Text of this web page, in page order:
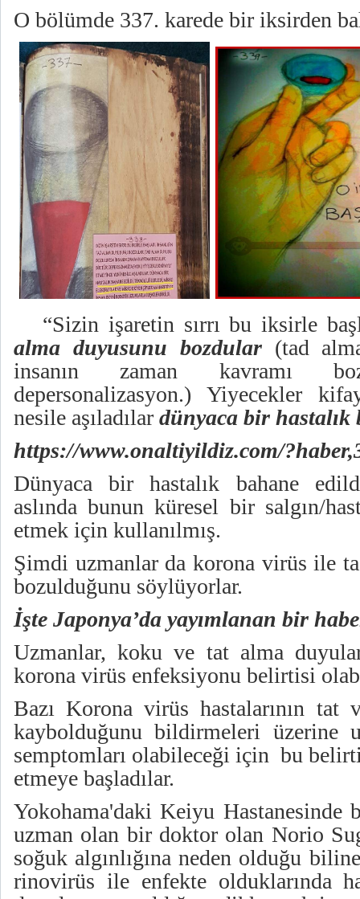
O bölümde 337. karede bir iksirden
“Sizin işaretin sırrı bu iksirle
alma duyusunu bozdular(tad
insanın zaman kavramı
depersonalizasyon.) Yiyecekler
nesile aşıladılar dünyaca bir
https://www.onaltiyildiz.com/
Dünyaca bir hastalık bahane
aslında bunun küresel bir salgın/
etmek için kullanılmış.
Şimdi uzmanlar da korona virüs ile
bozulduğunu söylüyorlar.
İşte Japonya’da yayımlanan bir
Uzmanlar, koku ve tat alma
korona virüs enfeksiyonu belirtisi
Bazı Korona virüs hastalarının tat
kaybolduğunu bildirmeleri üzerine
semptomları olabileceği için bu
etmeye başladılar.
Yokohama'daki Keiyu Hastanesinde
uzman olan bir doktor olan Norio
soğuk algınlığına neden olduğu
rinovirüs ile enfekte olduklarında